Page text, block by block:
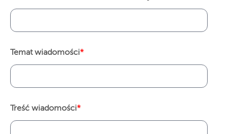
Temat wiadomości*
Treść wiadomości*